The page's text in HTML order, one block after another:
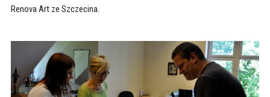
Renova Art ze Szczecina.